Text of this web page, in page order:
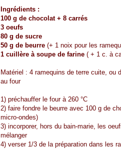
Ingrédients :
100 g de chocolat + 8 carrés
3 oeufs
80 g de sucre
50 g de beurre (+ 1 noix pour les
1 cuillère à soupe de farine ( + 1 c. à
Matériel : 4 ramequins de terre cuite, ou
au four
1) préchauffer le four à 260 °C
2) faire fondre le beurre avec 100 g de
micro-ondes)
3) incorporer, hors du bain-marie, les
mélanger
4) verser 1/3 de la préparation dans les